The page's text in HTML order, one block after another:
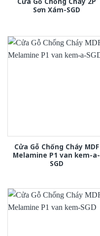
Sơn Xám-SGD
Cửa Gỗ Chống Cháy MDF
Melamine P1 van kem-a-
SGD